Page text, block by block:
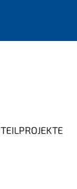
TEILPROJEKTE